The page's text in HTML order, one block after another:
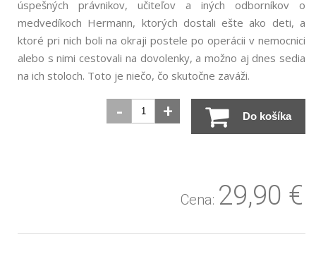
úspešných právnikov, učiteľov a iných odborníkov o
medvedíkoch Hermann, ktorých dostali ešte ako deti, a
ktoré pri nich boli na okraji postele po operácii v nemocnici
alebo s nimi cestovali na dovolenky, a možno aj dnes sedia
na ich stoloch. Toto je niečo, čo skutočne zaváži.
- + Do košíka
Cena: 29,90 €